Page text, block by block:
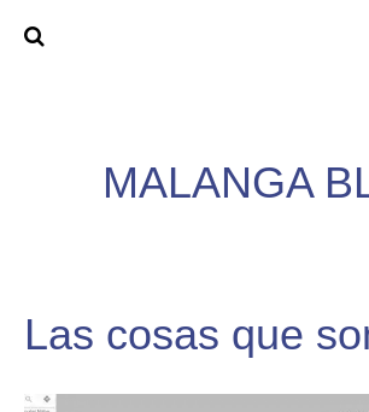
MALANGA
Las cosas que